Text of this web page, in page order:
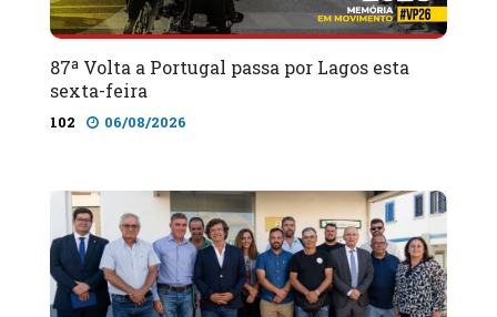
87ª Volta a Portugal passa por Lagos esta
sexta-feira
102 06/08/2026